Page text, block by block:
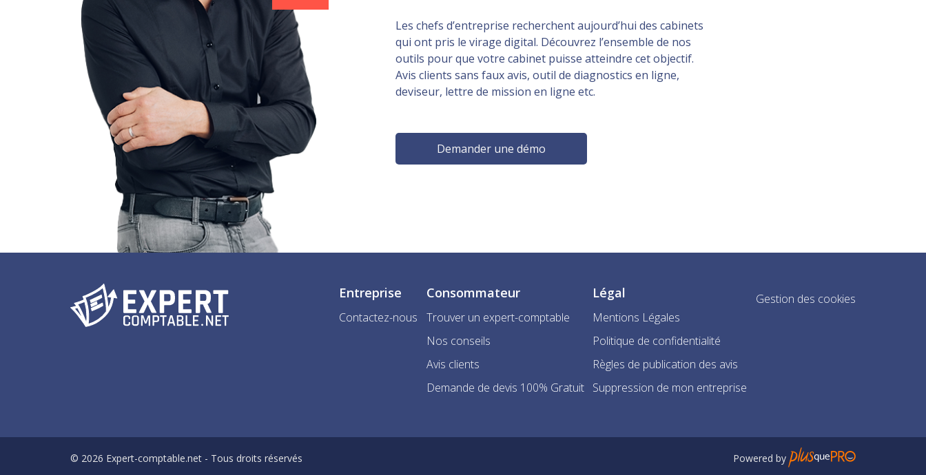
Les chefs d’entreprise recherchent aujourd’hui des cabinets
qui ont pris le virage digital. Découvrez l’ensemble de nos
outils pour que votre cabinet puisse atteindre cet objectif.
Avis clients sans faux avis, outil de diagnostics en ligne,
deviseur, lettre de mission en ligne etc.
Demander une démo
Entreprise
Contactez-nous
Consommateur
Trouver un expert-comptable
Nos conseils
Avis clients
Demande de devis 100% Gratuit
Légal
Mentions Légales
Politique de confidentialité
Règles de publication des avis
Suppression de mon entreprise
Gestion des cookies
© 2026 Expert-comptable.net - Tous droits réservés Powered by